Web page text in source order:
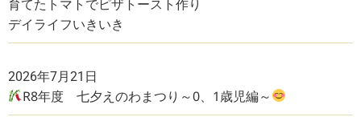
育てたトマトでピザトースト作り
デイライフいきいき
2026年7月21日
R8年度 七夕えのわまつり～0、1歳児編～